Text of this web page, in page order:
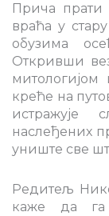
Прича прати
враћа у
обузима
Откривши
креће на
истражује
наслеђених
униште све
Редитељ
каже да